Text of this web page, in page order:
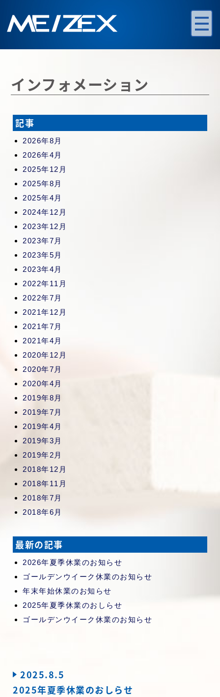
インフォメーション
記事
2026年8月
2026年4月
2025年12月
2025年8月
2025年4月
2024年12月
2023年12月
2023年7月
2023年5月
2023年4月
2022年11月
2022年7月
2021年12月
2021年7月
2021年4月
2020年12月
2020年7月
2020年4月
2019年8月
2019年7月
2019年4月
2019年3月
2019年2月
2018年12月
2018年11月
2018年7月
2018年6月
最新の記事
2026年夏季休業のお知らせ
ゴールデンウイーク休業のお知らせ
年末年始休業のお知らせ
2025年夏季休業のおしらせ
ゴールデンウイーク休業のお知らせ
2025.8.5
2025年夏季休業のおしらせ